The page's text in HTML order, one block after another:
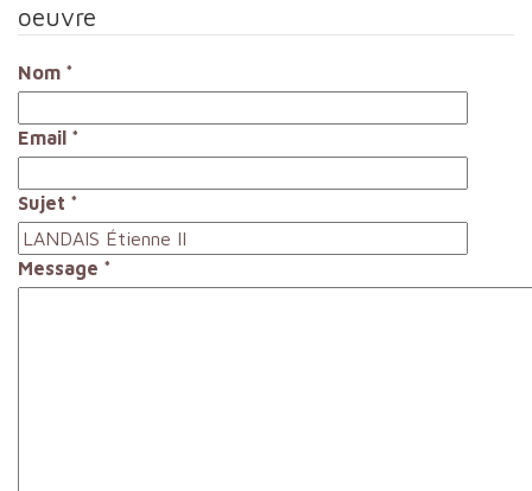
oeuvre
Nom *
Email *
Sujet *
Message *